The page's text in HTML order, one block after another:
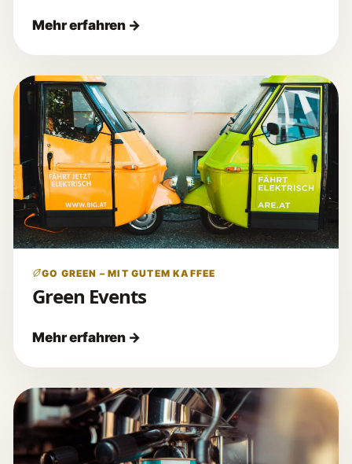
GO GREEN – MIT GUTEM KAFFEE
Green Events